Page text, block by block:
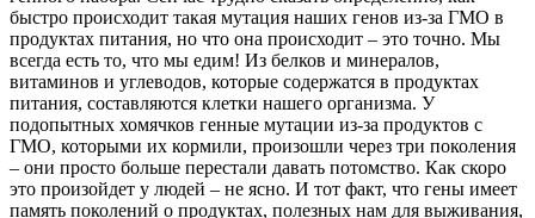
быстро происходит такая мутация наших генов из-за ГМО в
продуктах питания, но что она происходит – это точно. Мы
всегда есть то, что мы едим! Из белков и минералов,
витаминов и углеводов, которые содержатся в продуктах
питания, составляются клетки нашего организма. У
подопытных хомячков генные мутации из-за продуктов с
ГМО, которыми их кормили, произошли через три поколения
– они просто больше перестали давать потомство. Как скоро
это произойдет у людей – не ясно. И тот факт, что гены имеет
память поколений о продуктах, полезных нам для выживания,